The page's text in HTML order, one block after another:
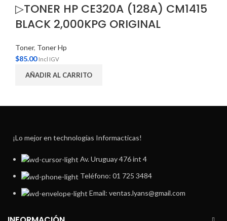
▷TONER HP CE320A (128A) CM1415
BLACK 2,000KPG ORIGINAL
Toner, Toner Hp
$85.00 Incl IGV
AÑADIR AL CARRITO
¡Lo mejor en technologías Informacticas!
Av. Uruguay 476 int 4
Teléfono: 01 725 3484
Email: ventas.lyans@gmail.com